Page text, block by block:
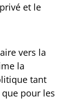
et le
vers la
la
tant
pour les